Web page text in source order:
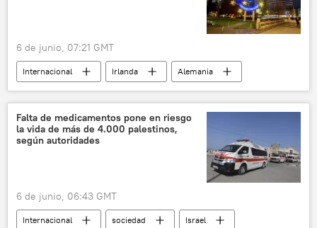
6 de junio, 07:21 GMT
Internacional Irlanda
Alemania
Italia
Banco Central Europeo (BCE)
Eurostat
The Telegraph
Falta de medicamentos pone en riesgo
la vida de más de 4.000 palestinos,
según autoridades
6 de junio, 06:43 GMT
Internacional sociedad
Israel